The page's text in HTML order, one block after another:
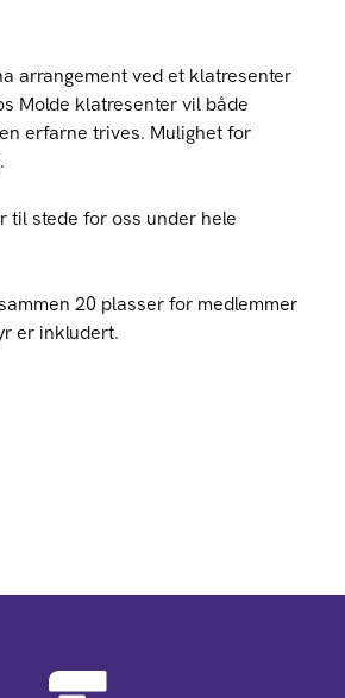
arrangement ved et klatresenter
Molde klatresenter vil både
erfarne trives. Mulighet for
til stede for oss under hele
20 plasser for medlemmer
er inkludert.